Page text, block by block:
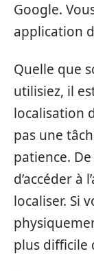
Google.
application
Quelle que
utilisiez, il
localisation
pas une
patience.
d’accéder à
localiser. Si
plus difficile